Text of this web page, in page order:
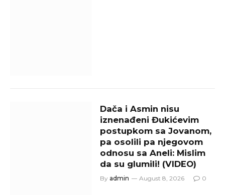
Dača i Asmin nisu
iznenađeni Đukićevim
postupkom sa Jovanom,
pa osolili pa njegovom
odnosu sa Aneli: Mislim
da su glumili! (VIDEO)
By admin August 8, 2026 0